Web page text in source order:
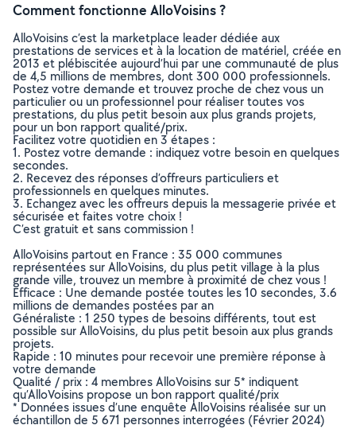
Comment fonctionne AlloVoisins ?
AlloVoisins c’est la marketplace leader dédiée aux
prestations de services et à la location de matériel, créée en
2013 et plébiscitée aujourd’hui par une communauté de plus
de 4,5 millions de membres, dont 300 000 professionnels.
Postez votre demande et trouvez proche de chez vous un
particulier ou un professionnel pour réaliser toutes vos
prestations, du plus petit besoin aux plus grands projets,
pour un bon rapport qualité/prix.
Facilitez votre quotidien en 3 étapes :
1. Postez votre demande : indiquez votre besoin en quelques
secondes.
2. Recevez des réponses d’offreurs particuliers et
professionnels en quelques minutes.
3. Echangez avec les offreurs depuis la messagerie privée et
sécurisée et faites votre choix !
C’est gratuit et sans commission !
AlloVoisins partout en France : 35 000 communes
représentées sur AlloVoisins, du plus petit village à la plus
grande ville, trouvez un membre à proximité de chez vous !
Efficace : Une demande postée toutes les 10 secondes, 3.6
millions de demandes postées par an
Généraliste : 1 250 types de besoins différents, tout est
possible sur AlloVoisins, du plus petit besoin aux plus grands
projets.
Rapide : 10 minutes pour recevoir une première réponse à
votre demande
Qualité / prix : 4 membres AlloVoisins sur 5* indiquent
qu’AlloVoisins propose un bon rapport qualité/prix
* Données issues d’une enquête AlloVoisins réalisée sur un
échantillon de 5 671 personnes interrogées (Février 2024)